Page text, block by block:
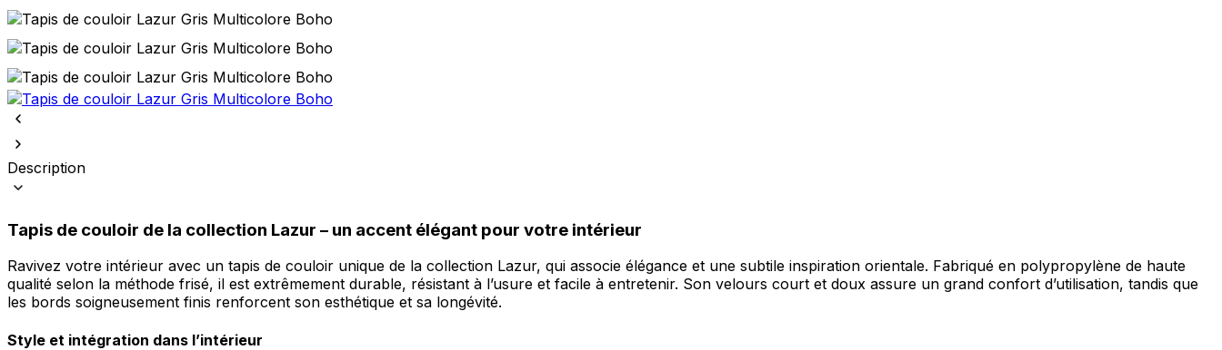
Description
Tapis de couloir de la collection Lazur – un accent élégant pour votre intérieur
Ravivez votre intérieur avec un tapis de couloir unique de la collection Lazur, qui associe élégance et une subtile inspiration orientale. Fabriqué en polypropylène de haute
qualité selon la méthode frisé, il est extrêmement durable, résistant à l’usure et facile à entretenir. Son velours court et doux assure un grand confort d’utilisation, tandis que
les bords soigneusement finis renforcent son esthétique et sa longévité.
Style et intégration dans l’intérieur